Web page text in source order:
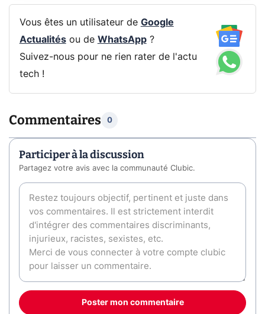
Vous êtes un utilisateur de Google
Actualitésou de WhatsApp?
Suivez-nous pour ne rien rater de l'actu
tech !
Commentaires 0
Participer à la discussion
Partagez votre avis avec la communauté Clubic.
Poster mon commentaire